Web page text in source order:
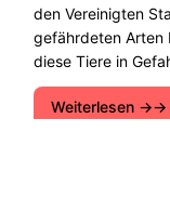
den Vereinigten
gefährdeten Arten
diese Tiere in
Weiterlesen →